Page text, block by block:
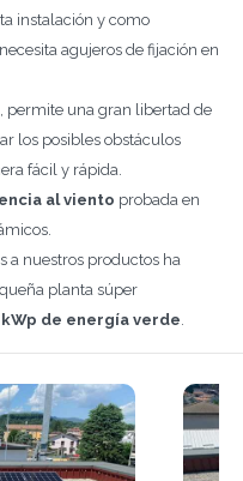
instalación y como
agujeros de fijación en
permite una gran libertad de
los posibles obstáculos
fácil y rápida.
al viento probada en
a nuestros productos ha
planta súper
kWp de energía verde.